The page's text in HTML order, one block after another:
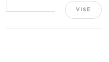
Kyocera
UV Ink
VIŠE